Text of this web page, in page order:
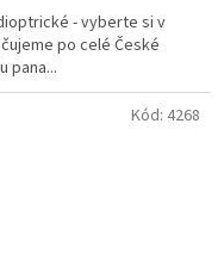
- vyberte si v
po celé České
pana...
Kód: 4268